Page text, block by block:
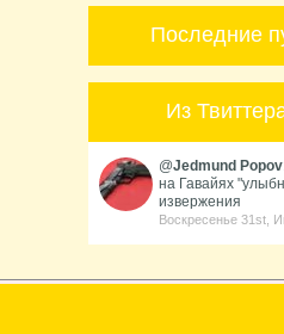
Последние
Из
@Jedmund Popov
на Гавайях
извержения
Воскресенье 31st,